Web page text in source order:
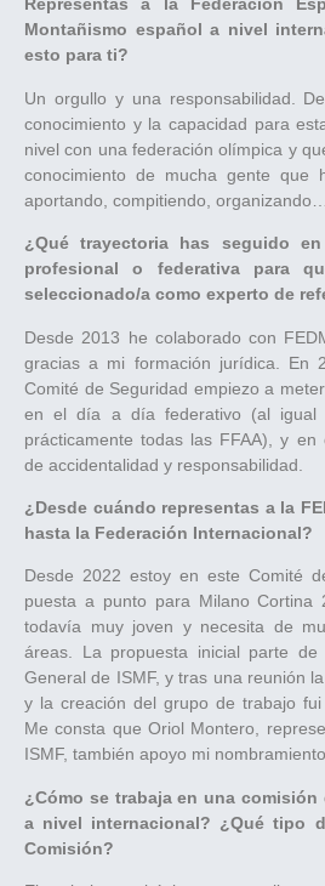
Representas a la Federación
Montañismo español a nivel
esto para ti?
Un orgullo y una responsabilidad.
conocimiento y la capacidad para
nivel con una federación olímpica y
conocimiento de mucha gente que
aportando, compitiendo, organizando…
¿Qué trayectoria has seguido
profesional o federativa para
seleccionado/a como experto de
Desde 2013 he colaborado con
gracias a mi formación jurídica. En
Comité de Seguridad empiezo a
en el día a día federativo (al igual
prácticamente todas las FFAA), y
de accidentalidad y responsabilidad.
¿Desde cuándo representas a la
hasta la Federación Internacional?
Desde 2022 estoy en este Comité
puesta a punto para Milano Cortina
todavía muy joven y necesita de
áreas. La propuesta inicial parte de
General de ISMF, y tras una reunión
y la creación del grupo de trabajo
Me consta que Oriol Montero,
ISMF, también apoyo mi
¿Cómo se trabaja en una
a nivel internacional? ¿Qué tipo
Comisión?